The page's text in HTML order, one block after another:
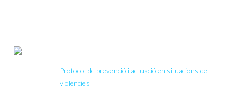
Protocol de prevenció i actuació en situacions de
violències